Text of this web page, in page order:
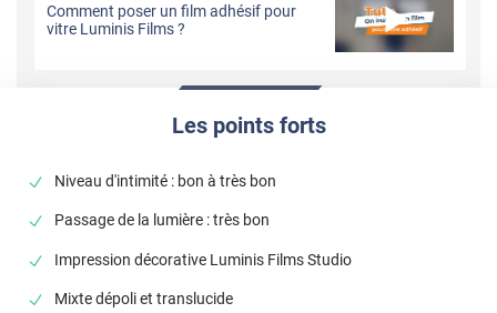
Comment poser un film adhésif pour
vitre Luminis Films ?
Les points forts
Niveau d'intimité : bon à très bon
Passage de la lumière : très bon
Impression décorative Luminis Films Studio
Mixte dépoli et translucide